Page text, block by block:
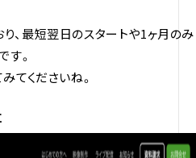
、最短翌日のスタートや1ヶ月のみ
す。
てくださいね。